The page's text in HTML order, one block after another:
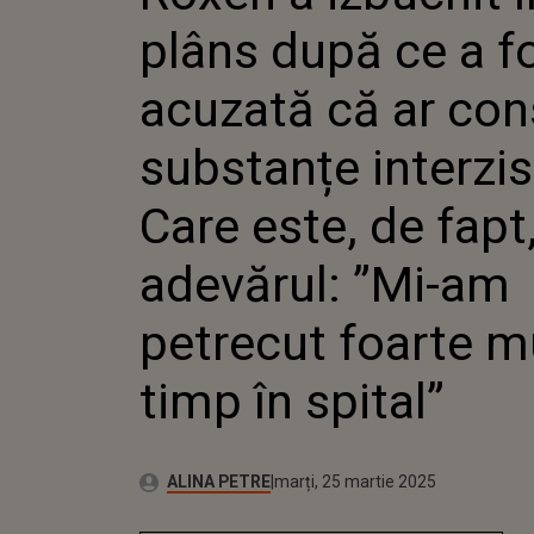
DE
SPITAL”
plâns după ce a
acuzată că ar
substanțe
Care este, de fapt,
adevărul: ”Mi-am
petrecut foarte
timp în spital”
Autor:ALINA PETRE Publicat:
marți, 25 martie 2025